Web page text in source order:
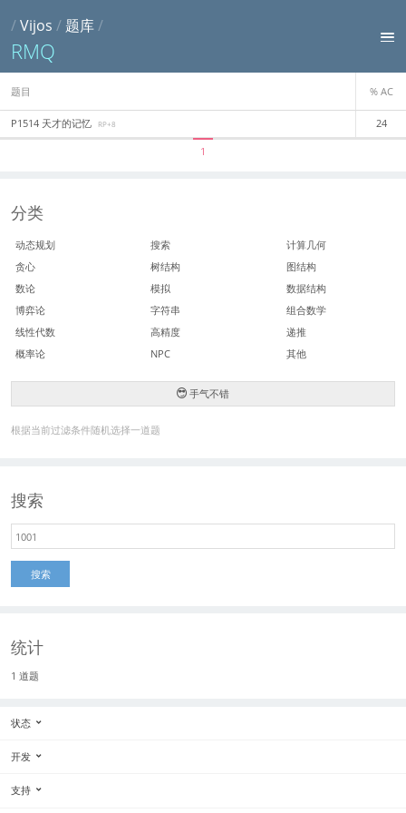
/Vijos / 题库/
RMQ
题目 % AC
P1514 天才的记忆 RP+8 24
1
分类
动态规划 搜索
计算几何
贪心
树结构
图结构
数论
模拟
数据结构
博弈论
字符串
组合数学
线性代数
高精度
递推
概率论
NPC 其他
手气不错
根据当前过滤条件随机选择一道题
搜索
搜索
统计
1 道题
状态
开发
支持